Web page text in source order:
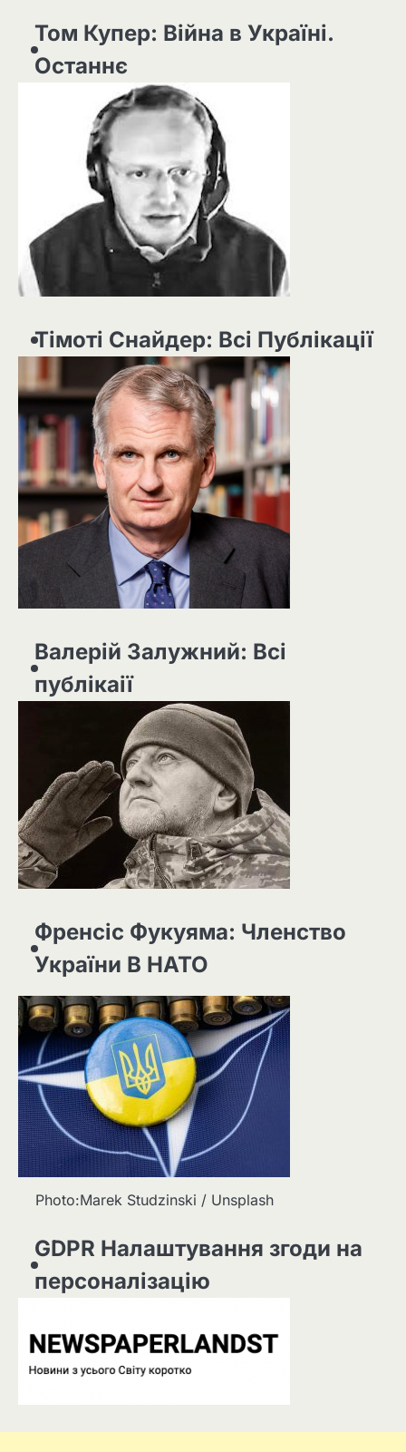
Том Купер: Війна в Україні.
Останнє
Тімоті Снайдер: Всі Публікації
Валерій Залужний: Всі
публікаії
Френсіс Фукуяма: Членство
України В НАТО
Photo:Marek Studzinski / Unsplash
GDPR Налаштування згоди на
персоналізацію